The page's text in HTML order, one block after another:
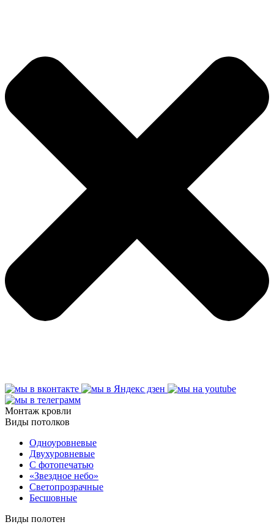
Монтаж кровли
Виды потолков
Одноуровневые
Двухуровневые
С фотопечатью
«Звездное небо»
Светопрозрачные
Бесшовные
Виды полотен